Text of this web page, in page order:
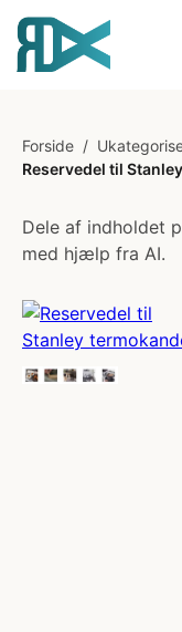
Forside /
Reservedel til
Dele af indholdet
med hjælp fra AI.